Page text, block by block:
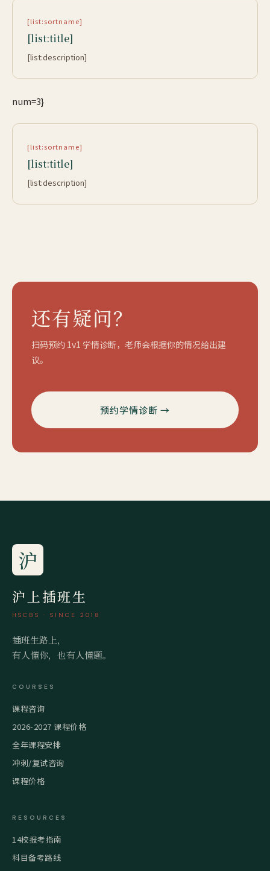
[list:sortname]
[list:title]
[list:description]
num=3}
[list:sortname]
[list:title]
[list:description]
还有疑问？
扫码预约 1v1 学情诊断，老师会根据你的情况给出建
议。
预约学情诊断 →
沪
沪上插班生
HSCBS · SINCE 2018
插班生路上，
有人懂你，也有人懂题。
COURSES
课程咨询
2026-2027 课程价格
全年课程安排
冲刺/复试咨询
课程价格
RESOURCES
14校报考指南
科目备考路线